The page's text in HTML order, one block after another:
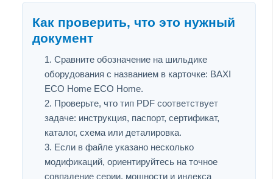
Как проверить, что это нужный
документ
Сравните обозначение на шильдике
оборудования с названием в карточке: BAXI
ECO Home ECO Home.
Проверьте, что тип PDF соответствует
задаче: инструкция, паспорт, сертификат,
каталог, схема или деталировка.
Если в файле указано несколько
модификаций, ориентируйтесь на точное
совпадение серии, мощности и индекса